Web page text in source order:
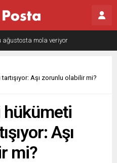
kontrol mü, kolonializm mi?
Aşı zorunlu olabilir mi?
hükümeti
Aşı
mi?